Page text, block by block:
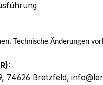
Technische Änderungen
74626 Bretzfeld,